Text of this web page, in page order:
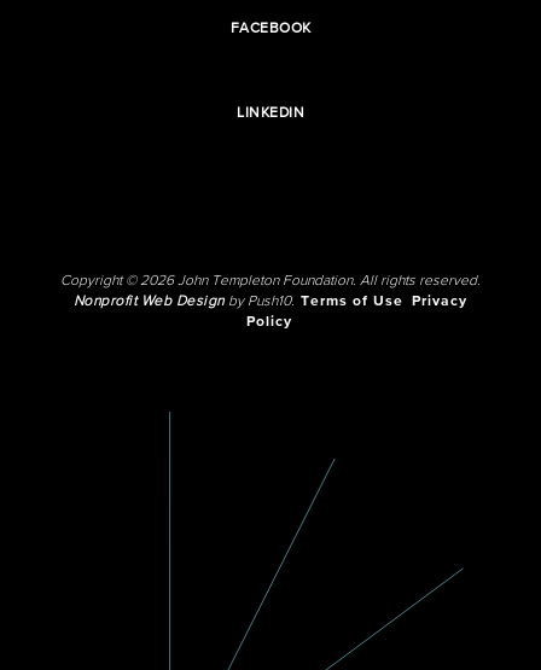
FACEBOOK
LINKEDIN
Copyright © 2026 John Templeton Foundation. All rights reserved.
Nonprofit Web Designby Push10. Terms of Use
Privacy
Policy